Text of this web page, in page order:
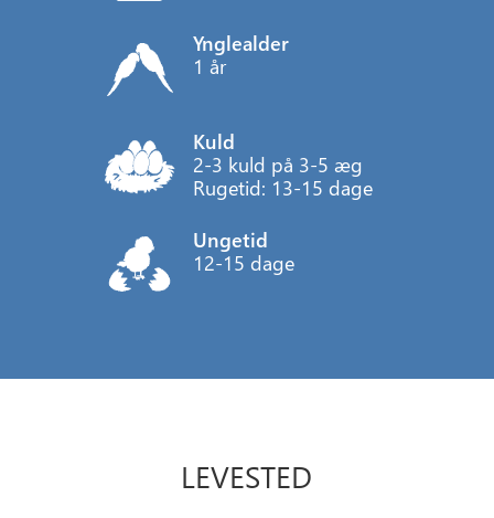
Ynglealder
1 år
Kuld
2-3 kuld på 3-5 æg
Rugetid: 13-15 dage
Ungetid
12-15 dage
LEVESTED